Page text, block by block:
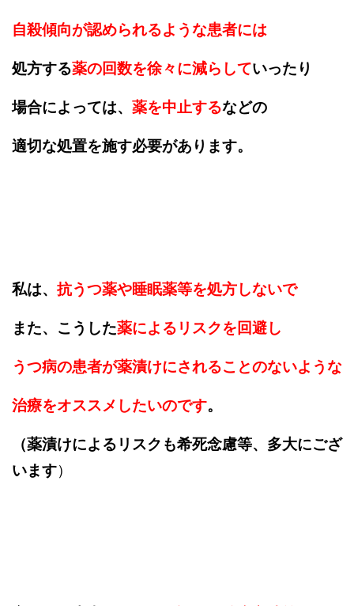
自殺傾向が認められるような患者には
処方する薬の回数を徐々に減らしていったり
場合によっては、 薬を中止するなどの
適切な処置を施す必要があります。
私は、 抗うつ薬や睡眠薬等を処方しないで
また、こうした薬によるリスクを回避し
うつ病の患者が薬漬けにされることのないような
治療をオススメしたいのです。
（薬漬けによるリスクも希死念慮等、多大にござ
います）